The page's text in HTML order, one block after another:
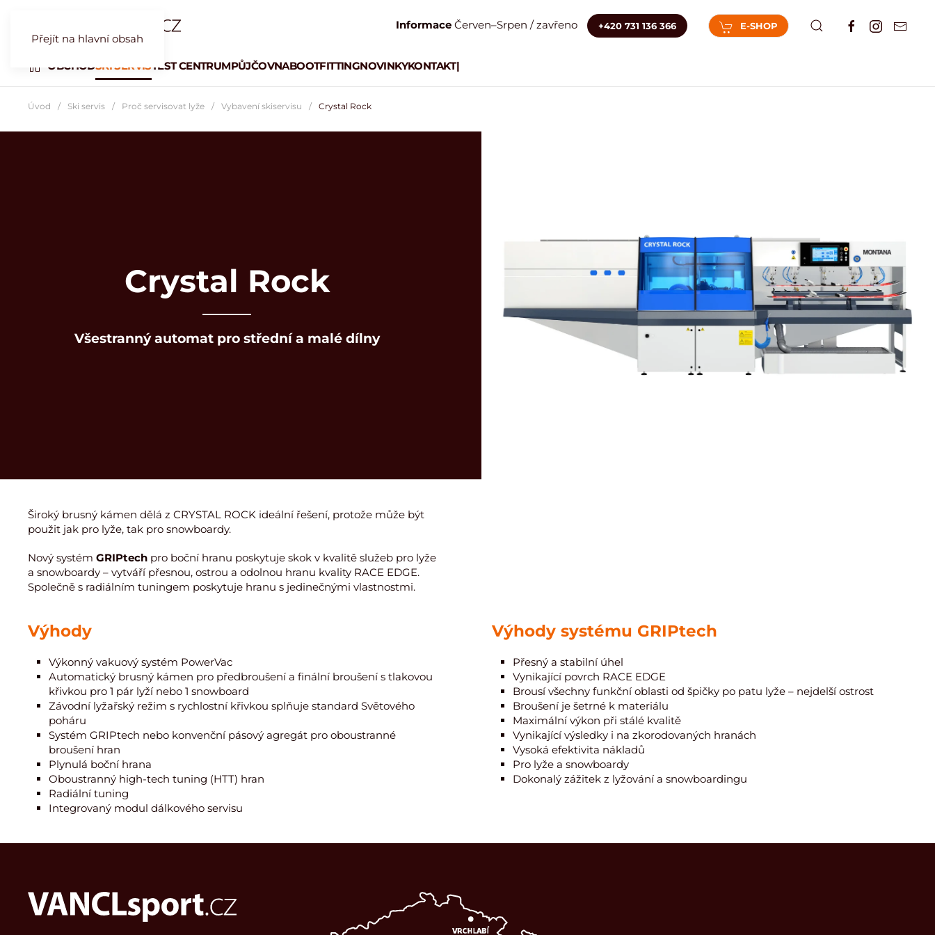
Přejít na hlavní obsah
Informace Červen–Srpen / zavřeno +420 731 136 366 E-SHOP
OBCHODSKI SERVISTEST CENTRUMPŮJČOVNABOOTFITTINGNOVINKYKONTAKT|
Úvod Ski servis Proč servisovat lyže Vybavení skiservisu Crystal Rock
Crystal Rock
Všestranný automat pro střední a malé dílny
Široký brusný kámen dělá z CRYSTAL ROCK ideální řešení, protože může být
použit jak pro lyže, tak pro snowboardy.
Nový systém GRIPtech pro boční hranu poskytuje skok v kvalitě služeb pro lyže
a snowboardy – vytváří přesnou, ostrou a odolnou hranu kvality RACE EDGE.
Společně s radiálním tuningem poskytuje hranu s jedinečnými vlastnostmi.
Výhody
Výkonný vakuový systém PowerVac
Automatický brusný kámen pro předbroušení a finální broušení s tlakovou
křivkou pro 1 pár lyží nebo 1 snowboard
Závodní lyžařský režim s rychlostní křivkou splňuje standard Světového
poháru
Systém GRIPtech nebo konvenční pásový agregát pro oboustranné
broušení hran
Plynulá boční hrana
Oboustranný high-tech tuning (HTT) hran
Radiální tuning
Integrovaný modul dálkového servisu
Výhody systému GRIPtech
Přesný a stabilní úhel
Vynikající povrch RACE EDGE
Brousí všechny funkční oblasti od špičky po patu lyže – nejdelší ostrost
Broušení je šetrné k materiálu
Maximální výkon při stálé kvalitě
Vynikající výsledky i na zkorodovaných hranách
Vysoká efektivita nákladů
Pro lyže a snowboardy
Dokonalý zážitek z lyžování a snowboardingu